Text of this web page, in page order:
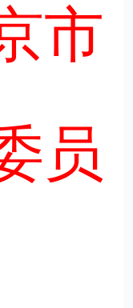
市
员